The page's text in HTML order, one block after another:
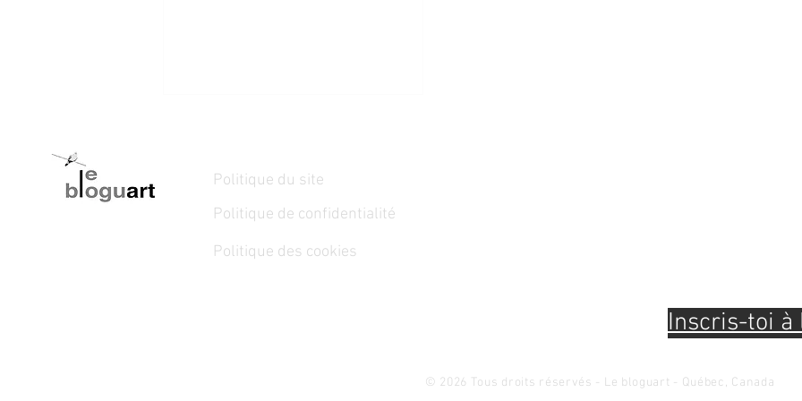
Politique du site
Politique de confidentialité
Politique des cookies
Inscris-toi
© 2026 Tous droits réservés - Le bloguart - Québec, Canada